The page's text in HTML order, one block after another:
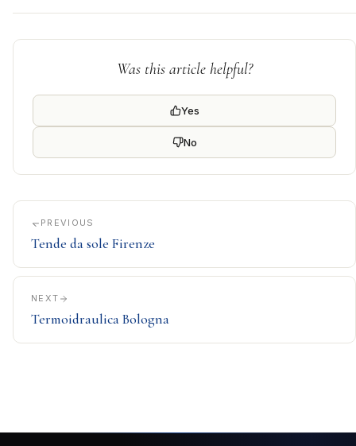
Was this article helpful?
Yes
No
PREVIOUS
Tende da sole Firenze
NEXT
Termoidraulica Bologna